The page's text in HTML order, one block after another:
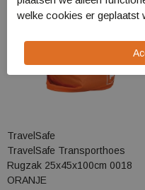
TravelSafe
TravelSafe Transporthoes
Rugzak 25x45x100cm 0018
ORANJE
welke cookies er geplaatst